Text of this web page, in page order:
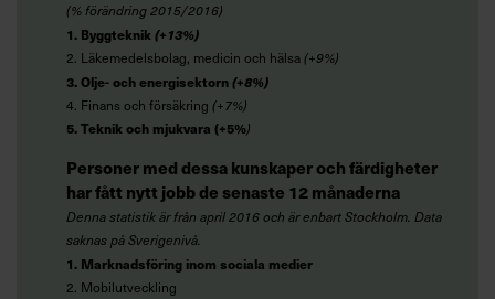
(% förändring 2015/2016)
1. Byggteknik (+13%)
2. Läkemedelsbolag, medicin och hälsa(+9%)
3. Olje- och energisektorn(+8%)
4. Finans och försäkring (+7%)
5. Teknik och mjukvara (+5%)
Personer med dessa kunskaper och färdigheter
har fått nytt jobb de senaste 12 månaderna
Denna statistik är från april 2016 och är enbart Stockholm. Data
saknas på Sverigenivå.
1. Marknadsföring inom sociala medier
2. Mobilutveckling